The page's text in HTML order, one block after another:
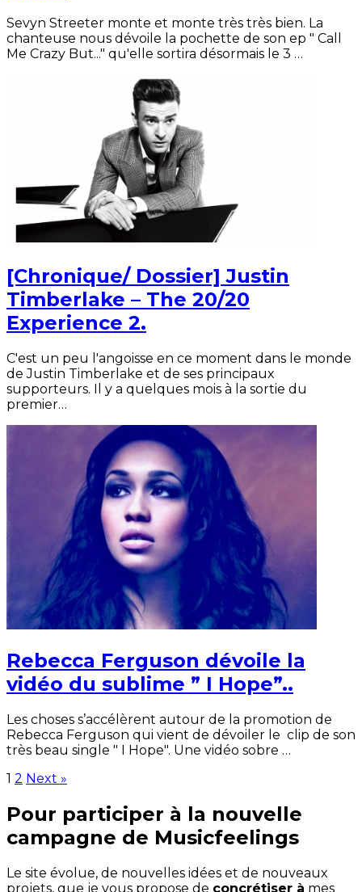
Sevyn Streeter monte et monte très très bien. La
chanteuse nous dévoile la pochette de son ep " Call
Me Crazy But..." qu'elle sortira désormais le 3 …
[Chronique/ Dossier] Justin
Timberlake – The 20/20
Experience 2.
C'est un peu l'angoisse en ce moment dans le monde
de Justin Timberlake et de ses principaux
supporteurs. Il y a quelques mois à la sortie du
premier…
Rebecca Ferguson dévoile la
vidéo du sublime ” I Hope”..
Les choses s’accélèrent autour de la promotion de
Rebecca Ferguson qui vient de dévoiler le clip de son
très beau single " I Hope". Une vidéo sobre …
1 2 Next »
Pour participer à la nouvelle
campagne de Musicfeelings
Le site évolue, de nouvelles idées et de nouveaux
projets, que je vous propose de concrétiser à mes